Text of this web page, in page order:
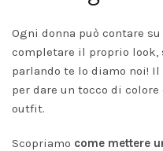
Ogni donna può contare
completare il proprio look,
parlando te lo diamo noi!
per dare un tocco di
outfit.
Scopriamo come mettere